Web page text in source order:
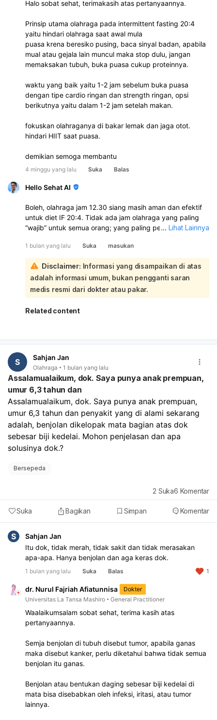
Halo sobat sehat, terimakasih atas pertanyaannya.
Prinsip utama olahraga pada intermittent fasting 20:4
yaitu hindari olahraga saat awal mula
puasa krena beresiko pusing, baca sinyal badan, apabila
mual atau gejala lain muncul maka stop dulu, jangan
memaksakan tubuh, buka puasa cukup proteinnya.
waktu yang baik yaitu 1-2 jam sebelum buka puasa
dengan tipe cardio ringan dan strength ringan, opsi
berikutnya yaitu dalam 1-2 jam setelah makan.
fokuskan olahraganya di bakar lemak dan jaga otot.
hindari HIIT saat puasa.
demikian semoga membantu
4 minggu yang lalu Suka Balas
Hello Sehat AI
Boleh, olahraga jam 12.30 siang masih aman dan efektif
untuk diet IF 20:4. Tidak ada jam olahraga yang paling
“wajib” untuk semua orang; yang paling penting adalah
kalori. Untuk IF, banyak orang cocok olahraga 1–2 jam
sebelum buka puasa karena setelahnya bisa langsung
makan dan pemulihan lebih baik. Jika Anda merasa lemas
saat latihan puasa, pindahkan ke sore menjelang jam
makan atau setelah buka puasa. Untuk angkat beban
dan HIIT, pastikan durasinya tidak terlalu panjang saat
perut kosong, cukup hidrasi, dan utamakan latihan yang
tetap ditentukan oleh total kalori harian dan konsistensi
sebaiknya ubah jadwal latihan dan pertimbangkan
konsultasi.
... Lihat Lainnya
1 bulan yang lalu Suka masukan
Disclaimer: Informasi yang disampaikan di atas
adalah informasi umum, bukan pengganti saran
medis resmi dari dokter atau pakar.
Related content
S Sahjan Jan
Olahraga 1 bulan yang lalu
Assalamualaikum, dok. Saya punya anak prempuan,
umur 6,3 tahun dan
Assalamualaikum, dok. Saya punya anak prempuan,
umur 6,3 tahun dan penyakit yang di alami sekarang
adalah, benjolan dikelopak mata bagian atas dok
sebesar biji kedelai. Mohon penjelasan dan apa
solusinya dok.?
Bersepeda
Suka Bagikan Simpan Komentar
2 Suka6 Komentar
S
Sahjan Jan
Itu dok, tidak merah, tidak sakit dan tidak merasakan
apa-apa. Hanya benjolan dan aga keras dok.
1 bulan yang lalu Suka Balas 1
dr. Nurul Fajriah Afiatunnisa
Dokter
Universitas La Tansa Mashiro
General Practitioner
Waalaikumsalam sobat sehat, terima kasih atas
pertanyaannya.
Semja benjolan di tubuh disebut tumor, apabila ganas
maka disebut kanker, perlu diketahui bahwa tidak semua
benjolan itu ganas.
Benjolan atau bentukan daging sebesar biji kedelai di
mata bisa disebabkan oleh infeksi, iritasi, atau tumor
lainnya.